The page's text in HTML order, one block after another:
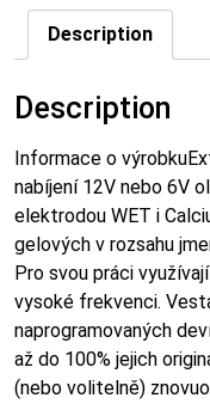
Description
Description
Informace o
nabíjení 12V nebo 6V
elektrodou WET i
gelových v rozsahu
Pro svou práci
vysoké frekvenci.
naprogramovaných
až do 100% jejich
(nebo volitelně)